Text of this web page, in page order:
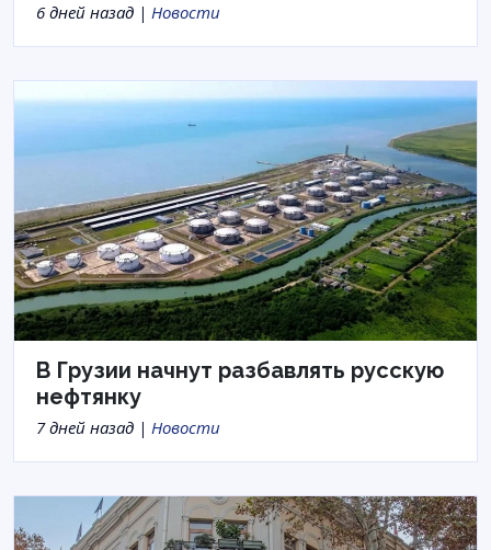
6 дней назад | Новости
В Грузии начнут разбавлять русскую
нефтянку
7 дней назад | Новости